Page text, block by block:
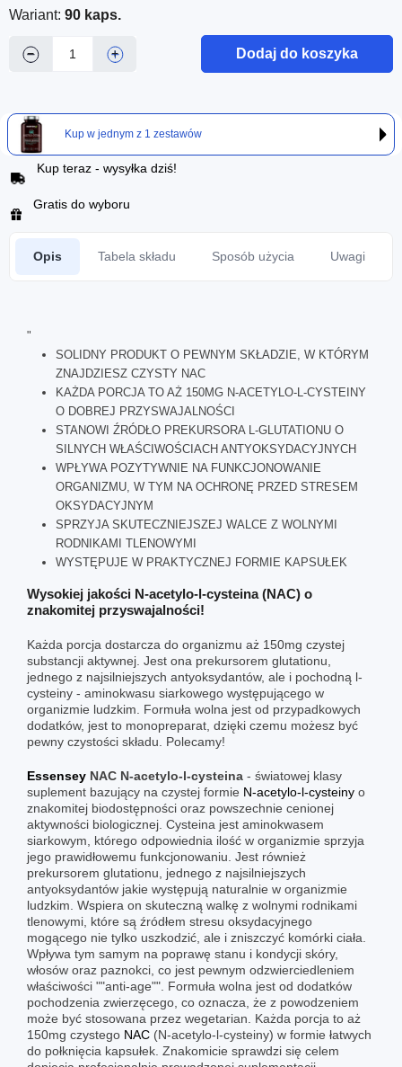
Wariant: 90 kaps.
− + Dodaj do koszyka
Kup w jednym z 1 zestawów
Kup teraz - wysyłka dziś!
Gratis do wyboru
Opis Tabela składu Sposób użycia Uwagi
"
SOLIDNY PRODUKT O PEWNYM SKŁADZIE, W KTÓRYM
ZNAJDZIESZ CZYSTY NAC
KAŻDA PORCJA TO AŻ 150MG N-ACETYLO-L-CYSTEINY
O DOBREJ PRZYSWAJALNOŚCI
STANOWI ŹRÓDŁO PREKURSORA L-GLUTATIONU O
SILNYCH WŁAŚCIWOŚCIACH ANTYOKSYDACYJNYCH
WPŁYWA POZYTYWNIE NA FUNKCJONOWANIE
ORGANIZMU, W TYM NA OCHRONĘ PRZED STRESEM
OKSYDACYJNYM
SPRZYJA SKUTECZNIEJSZEJ WALCE Z WOLNYMI
RODNIKAMI TLENOWYMI
WYSTĘPUJE W PRAKTYCZNEJ FORMIE KAPSUŁEK
Wysokiej jakości N-acetylo-l-cysteina (NAC) o
znakomitej przyswajalności!
Każda porcja dostarcza do organizmu aż 150mg czystej
substancji aktywnej. Jest ona prekursorem glutationu,
jednego z najsilniejszych antyoksydantów, ale i pochodną l-
cysteiny - aminokwasu siarkowego występującego w
organizmie ludzkim. Formuła wolna jest od przypadkowych
dodatków, jest to monopreparat, dzięki czemu możesz być
pewny czystości składu. Polecamy!
Essensey NAC N-acetylo-l-cysteina - światowej klasy
suplement bazujący na czystej formie N-acetylo-l-cysteiny o
znakomitej biodostępności oraz powszechnie cenionej
aktywności biologicznej. Cysteina jest aminokwasem
siarkowym, którego odpowiednia ilość w organizmie sprzyja
jego prawidłowemu funkcjonowaniu. Jest również
prekursorem glutationu, jednego z najsilniejszych
antyoksydantów jakie występują naturalnie w organizmie
ludzkim. Wspiera on skuteczną walkę z wolnymi rodnikami
tlenowymi, które są źródłem stresu oksydacyjnego
mogącego nie tylko uszkodzić, ale i zniszczyć komórki ciała.
Wpływa tym samym na poprawę stanu i kondycji skóry,
włosów oraz paznokci, co jest pewnym odzwierciedleniem
właściwości ""anti-age"". Formuła wolna jest od dodatków
pochodzenia zwierzęcego, co oznacza, że z powodzeniem
może być stosowana przez wegetarian. Każda porcja to aż
150mg czystego NAC (N-acetylo-l-cysteiny) w formie łatwych
do połknięcia kapsułek. Znakomicie sprawdzi się celem